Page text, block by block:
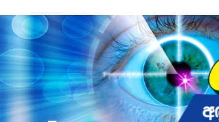
to
contentvinivida.lk